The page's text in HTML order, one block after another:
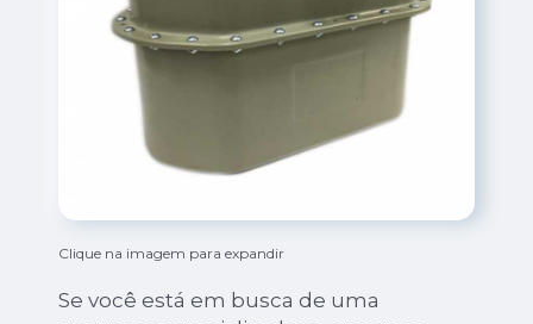
Clique na imagem para expandir
Se você está em busca de uma